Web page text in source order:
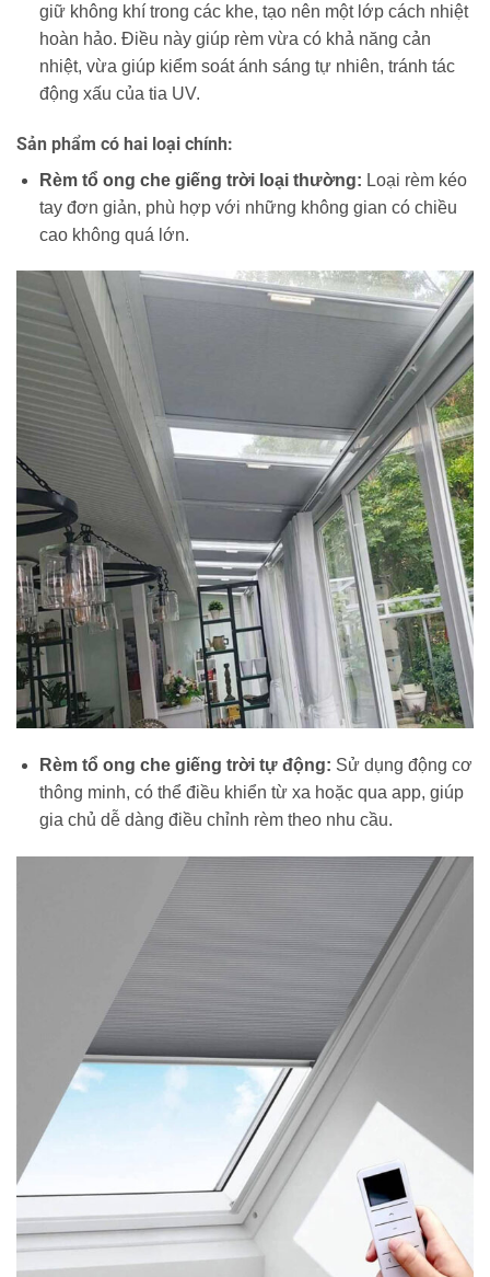
giữ không khí trong các khe, tạo nên một lớp cách nhiệt
hoàn hảo. Điều này giúp rèm vừa có khả năng cản
nhiệt, vừa giúp kiểm soát ánh sáng tự nhiên, tránh tác
động xấu của tia UV.
Sản phẩm có hai loại chính:
Rèm tổ ong che giếng trời loại thường: Loại rèm kéo
tay đơn giản, phù hợp với những không gian có chiều
cao không quá lớn.
Rèm tổ ong che giếng trời tự động: Sử dụng động cơ
thông minh, có thể điều khiển từ xa hoặc qua app, giúp
gia chủ dễ dàng điều chỉnh rèm theo nhu cầu.